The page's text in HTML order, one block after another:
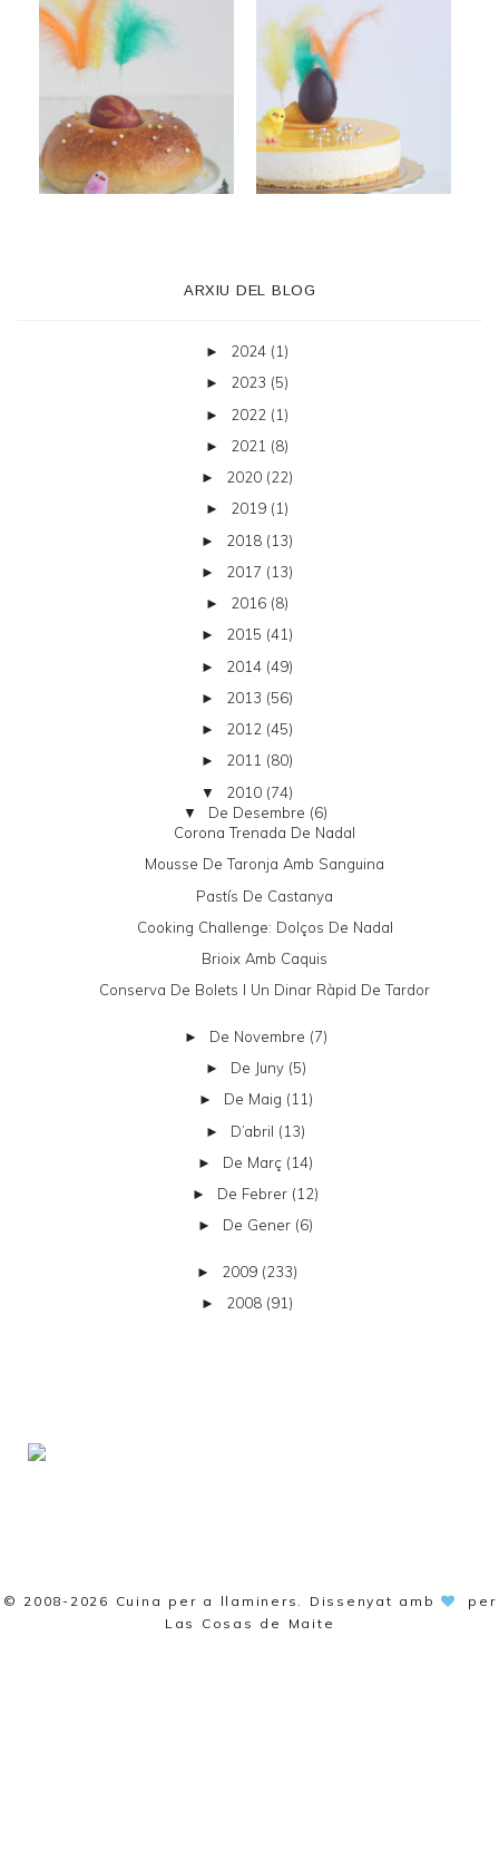
ARXIU DEL BLOG
► 2024 (1)
► 2023 (5)
► 2022 (1)
► 2021 (8)
► 2020 (22)
► 2019 (1)
► 2018 (13)
► 2017 (13)
► 2016 (8)
► 2015 (41)
► 2014 (49)
► 2013 (56)
► 2012 (45)
► 2011 (80)
▼ 2010 (74)
▼ De Desembre (6)
Corona Trenada De Nadal
Mousse De Taronja Amb Sanguina
Pastís De Castanya
Cooking Challenge: Dolços De Nadal
Brioix Amb Caquis
Conserva De Bolets I Un Dinar Ràpid De Tardor
► De Novembre (7)
► De Juny (5)
► De Maig (11)
► D’abril (13)
► De Març (14)
► De Febrer (12)
► De Gener (6)
► 2009 (233)
► 2008 (91)
© 2008-2026 Cuina per a llaminers . Dissenyat amb
per
Las Cosas de Maite